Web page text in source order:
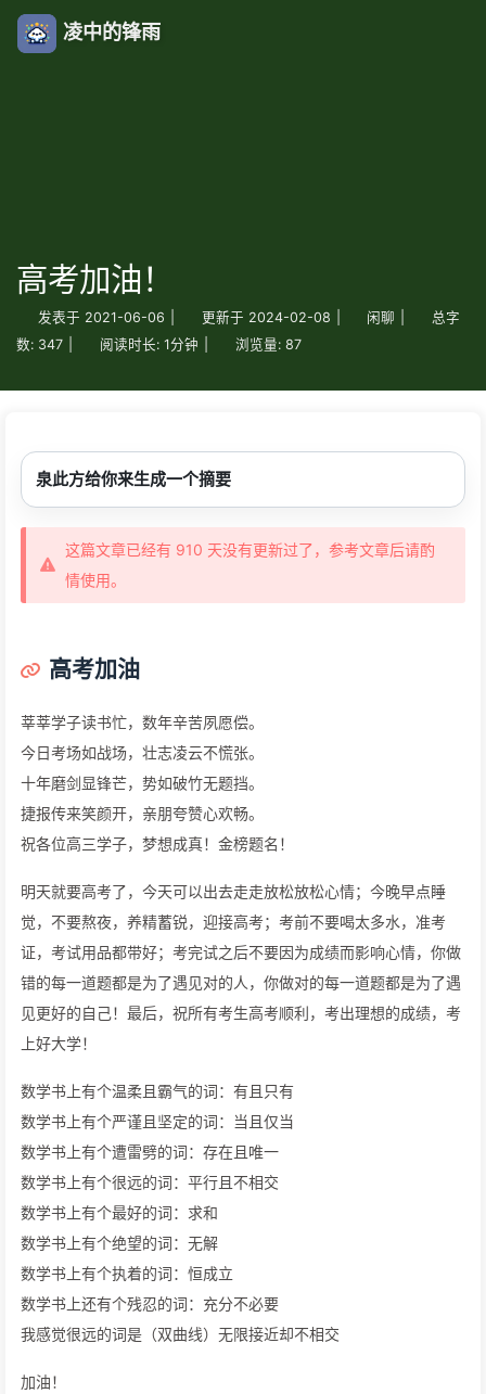
凌中的锋雨
高考加油！
发表于 2021-06-06 更新于 2024-02-08 闲聊
总字
数: 347 阅读时长: 1分钟 浏览量: 87
泉此方给你来生成一个摘要
这篇文章已经有 910 天没有更新过了，参考文章后请酌
情使用。
高考加油
莘莘学子读书忙，数年辛苦夙愿偿。
今日考场如战场，壮志凌云不慌张。
十年磨剑显锋芒，势如破竹无题挡。
捷报传来笑颜开，亲朋夸赞心欢畅。
祝各位高三学子，梦想成真！金榜题名！
明天就要高考了，今天可以出去走走放松放松心情；今晚早点睡
觉，不要熬夜，养精蓄锐，迎接高考；考前不要喝太多水，准考
证，考试用品都带好；考完试之后不要因为成绩而影响心情，你做
错的每一道题都是为了遇见对的人，你做对的每一道题都是为了遇
见更好的自己！最后，祝所有考生高考顺利，考出理想的成绩，考
上好大学！
数学书上有个温柔且霸气的词：有且只有
数学书上有个严谨且坚定的词：当且仅当
数学书上有个遭雷劈的词：存在且唯一
数学书上有个很远的词：平行且不相交
数学书上有个最好的词：求和
数学书上有个绝望的词：无解
数学书上有个执着的词：恒成立
数学书上还有个残忍的词：充分不必要
我感觉很远的词是（双曲线）无限接近却不相交
加油！